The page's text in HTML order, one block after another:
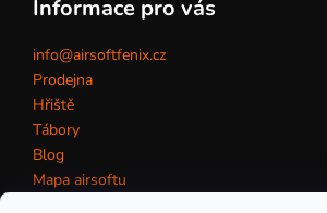
Informace pro vás
info@airsoftfenix.cz
Prodejna
Hřiště
Tábory
Blog
Mapa airsoftu